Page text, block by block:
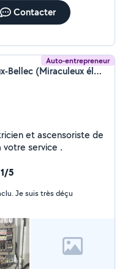
Contacter
Auto-entrepreneur
Emmanuel Miraculeux-Bellec (Miraculeux électrique)
et ascensoriste de
service .
5
Je suis très déçu